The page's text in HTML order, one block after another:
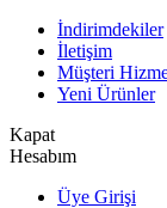
İndirimdekiler
İletişim
Müşteri
Yeni Ürünler
Kapat
Hesabım
Üye Girişi